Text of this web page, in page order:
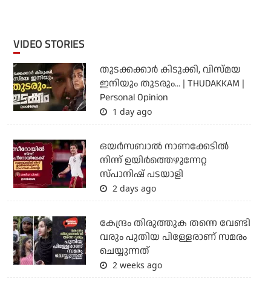
VIDEO STORIES
തുടക്കക്കാര്‍ കിടുക്കി, വിസ്മയ
ഇനിയും തുടരും... | THUDAKKAM |
Personal Opinion
1 day ago
ഒയര്‍സബാൽ നാണക്കേടിൽ
നിന്ന് ഉയിർത്തെഴുന്നേറ്റ
സ്പാനിഷ് പടയാളി
2 days ago
കേന്ദ്രം തിരുത്തുക തന്നെ വേണ്ടി
വരും പുതിയ പിള്ളേരാണ് സമരം
ചെയ്യുന്നത്
2 weeks ago